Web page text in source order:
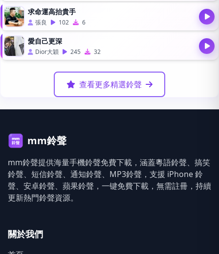
求命運高抬貴手
張良 102 6
愛自己更深
Dior大穎 245 32
查看更多精選鈴聲
mm鈴聲
mm鈴聲提供海量手機鈴聲免費下載，涵蓋粵語鈴聲、搞笑
鈴聲、短信鈴聲、通知鈴聲、MP3鈴聲，支援 iPhone 鈴
聲、安卓鈴聲、蘋果鈴聲，一键免費下載，無需註冊，持續
更新熱門鈴聲資源。
關於我們